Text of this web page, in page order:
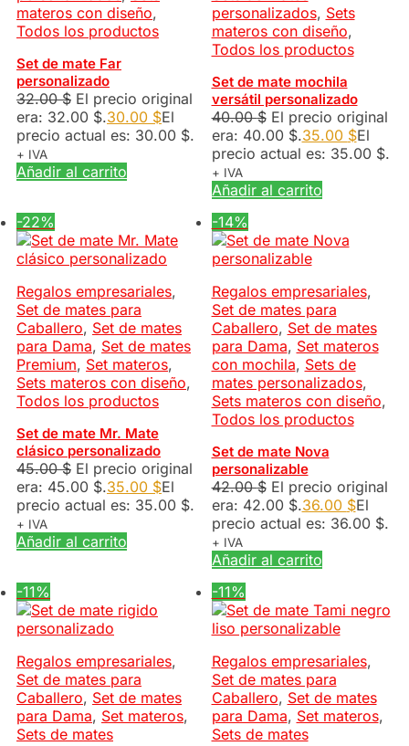
materos con diseño,
Todos los productos
Set de mate Far
personalizado
32.00$ El precio original
era: 32.00 $.30.00 $El
precio actual es: 30.00 $.
+ IVA
Añadir al carrito
personalizados, Sets
materos con diseño,
Todos los productos
Set de mate mochila
versátil personalizado
40.00$ El precio original
era: 40.00 $.35.00 $El
precio actual es: 35.00 $.
+ IVA
Añadir al carrito
-22%
Regalos empresariales,
Set de mates para
Caballero, Set de mates
para Dama, Set de mates
Premium, Set materos,
Sets materos con diseño,
Todos los productos
Set de mate Mr. Mate
clásico personalizado
45.00$ El precio original
era: 45.00 $.35.00 $El
precio actual es: 35.00 $.
+ IVA
Añadir al carrito
-14%
Regalos empresariales,
Set de mates para
Caballero, Set de mates
para Dama, Set materos
con mochila, Sets de
mates personalizados,
Sets materos con diseño,
Todos los productos
Set de mate Nova
personalizable
42.00$ El precio original
era: 42.00 $.36.00 $El
precio actual es: 36.00 $.
+ IVA
Añadir al carrito
-11%
Regalos empresariales,
Set de mates para
Caballero, Set de mates
para Dama, Set materos,
Sets de mates
-11%
Regalos empresariales,
Set de mates para
Caballero, Set de mates
para Dama, Set materos,
Sets de mates